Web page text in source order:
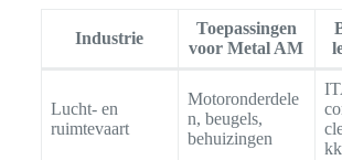
Industrie
Toepassingen
voor Metal AM
Lucht- en
ruimtevaart
Motoronderdele
n, beugels,
behuizingen